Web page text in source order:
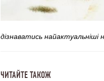
дізнаватись найактуальніші
ЧИТАЙТЕ ТАКОЖ